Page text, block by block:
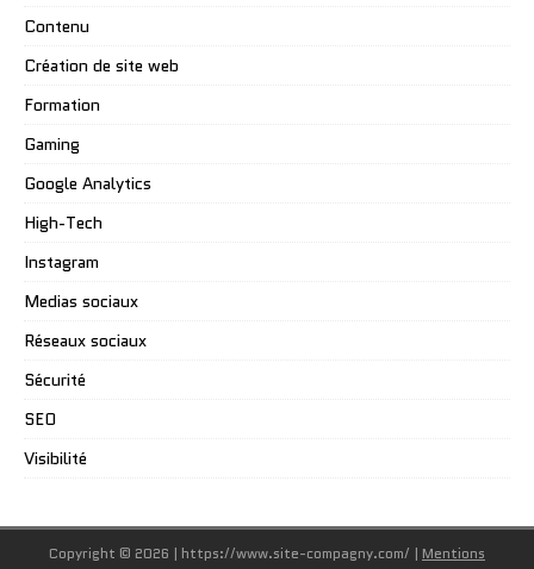
Contenu
Création de site web
Formation
Gaming
Google Analytics
High-Tech
Instagram
Medias sociaux
Réseaux sociaux
Sécurité
SEO
Visibilité
Copyright © 2026 | https://www.site-compagny.com/ | Mentions